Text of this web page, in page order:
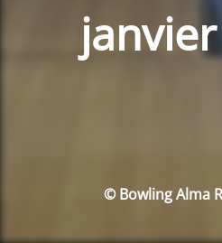
© Bowling Alma